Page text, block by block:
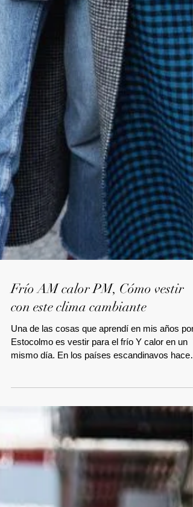
con este clima cambiante
Una de las cosas que aprendí en mis años por
mismo día. En los países escandinavos hace